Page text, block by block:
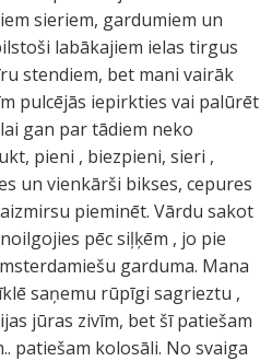
sieriem, gardumiem un
labākajiem ielas tirgus
stendiem, bet mani vairāk
pulcējās iepirkties vai palūrēt
gan par tādiem neko
pieni , biezpieni, sieri ,
un vienkārši bikses, cepures
pieminēt. Vārdu sakot
pēc siļķēm , jo pie
garduma. Mana
saņemu rūpīgi sagrieztu ,
jūras zivīm, bet šī patiešam
patiešam kolosāli. No svaiga